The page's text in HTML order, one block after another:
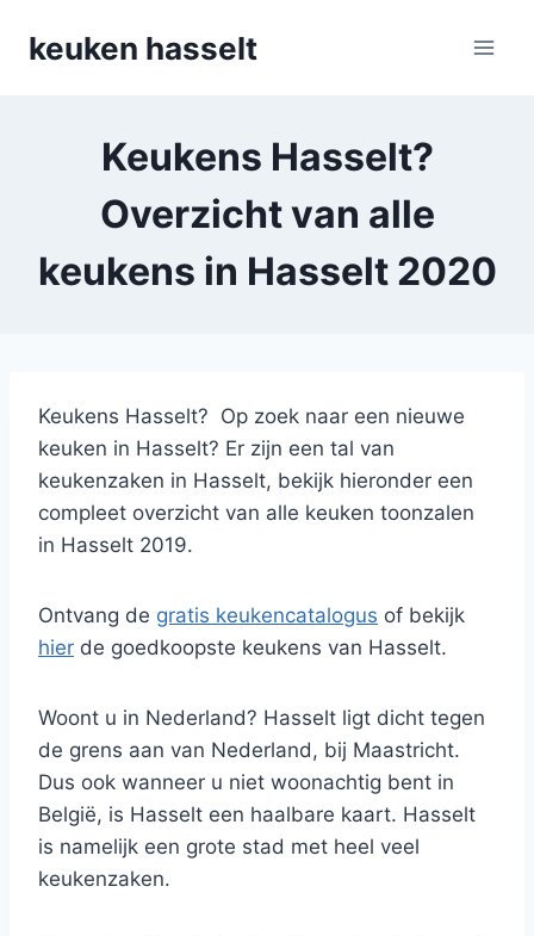
naarkeuken hasselt
Keukens Hasselt?
Overzicht van alle
keukens in Hasselt 2020
Keukens Hasselt? Op zoek naar een nieuwe
keuken in Hasselt? Er zijn een tal van
keukenzaken in Hasselt, bekijk hieronder een
compleet overzicht van alle keuken toonzalen
in Hasselt 2019.
Ontvang de gratis keukencatalogus of bekijk
hier de goedkoopste keukens van Hasselt.
Woont u in Nederland? Hasselt ligt dicht tegen
de grens aan van Nederland, bij Maastricht.
Dus ook wanneer u niet woonachtig bent in
België, is Hasselt een haalbare kaart. Hasselt
is namelijk een grote stad met heel veel
keukenzaken.